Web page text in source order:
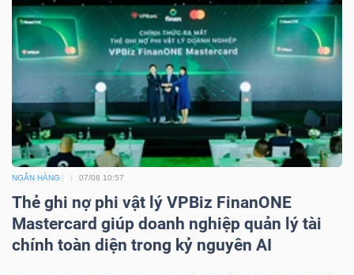
NGÂN HÀNG 07/08 10:57
Thẻ ghi nợ phi vật lý VPBiz FinanONE
Mastercard giúp doanh nghiệp quản lý tài
chính toàn diện trong kỷ nguyên AI